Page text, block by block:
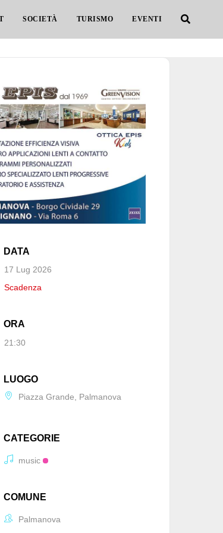
SOCIETÀ TURISMO EVENTI
DATA
17 Lug 2026
Scadenza
ORA
21:30
LUOGO
Piazza Grande, Palmanova
CATEGORIE
music
COMUNE
Palmanova